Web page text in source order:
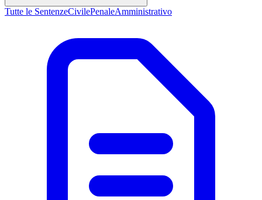
Tutte le SentenzeCivilePenaleAmministrativo